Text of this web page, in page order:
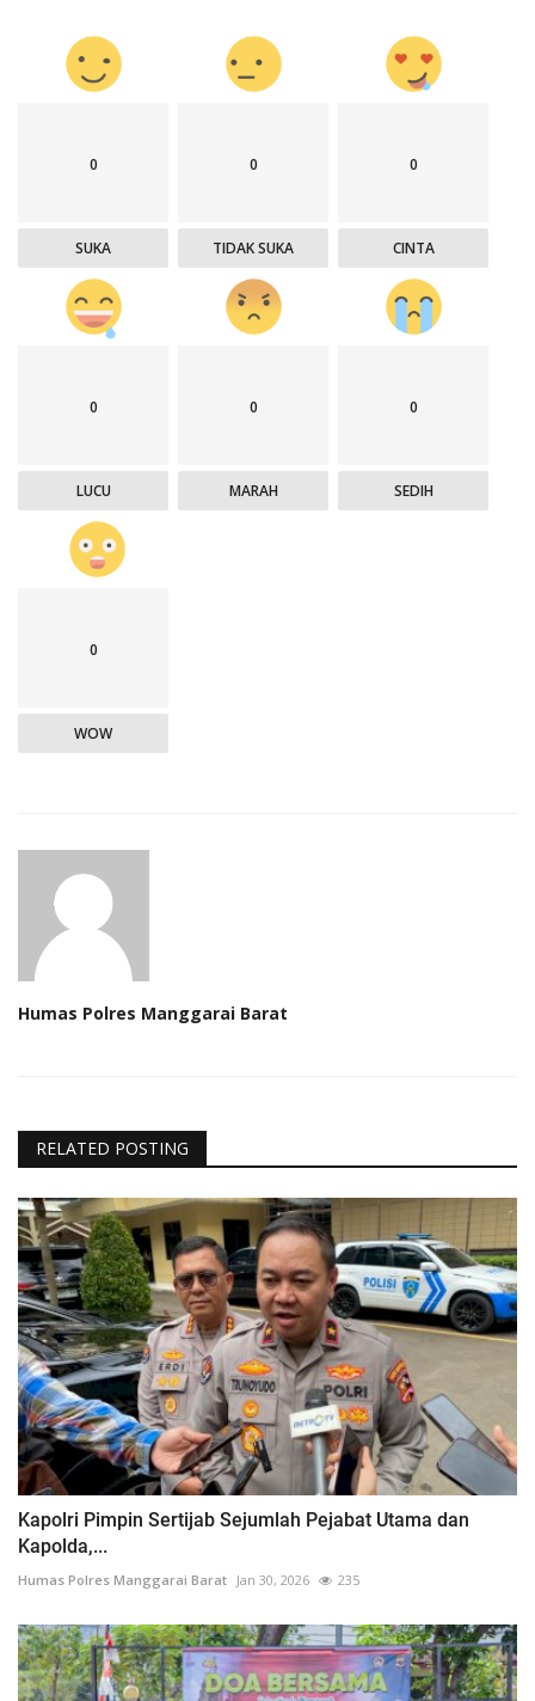
0
SUKA
0
TIDAK SUKA
0
CINTA
0
LUCU
0
MARAH
0
SEDIH
0
WOW
Humas Polres Manggarai Barat
RELATED POSTING
Kapolri Pimpin Sertijab Sejumlah Pejabat Utama dan
Kapolda,...
Humas Polres Manggarai Barat Jan 30, 2026 235